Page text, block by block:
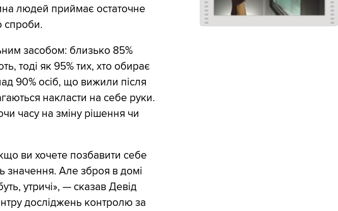
людей приймає остаточне
спроби.
засобом: близько 85%
тоді як 95% тих, хто обирає
90% осіб, що вижили після
накласти на себе руки.
часу на зміну рішення чи
ви хочете позбавити себе
значення. Але зброя в домі
утричі», — сказав Девід
досліджень контролю за